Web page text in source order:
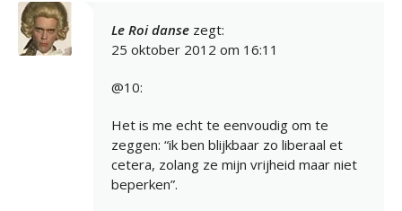
Le Roi danse zegt:
25 oktober 2012 om 16:11
@10:
Het is me echt te eenvoudig om te
zeggen: “ik ben blijkbaar zo liberaal et
cetera, zolang ze mijn vrijheid maar niet
beperken”.